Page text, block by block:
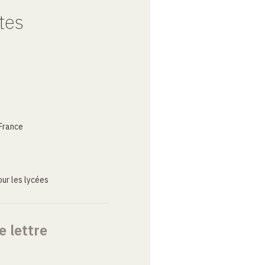
les lycées
lettre